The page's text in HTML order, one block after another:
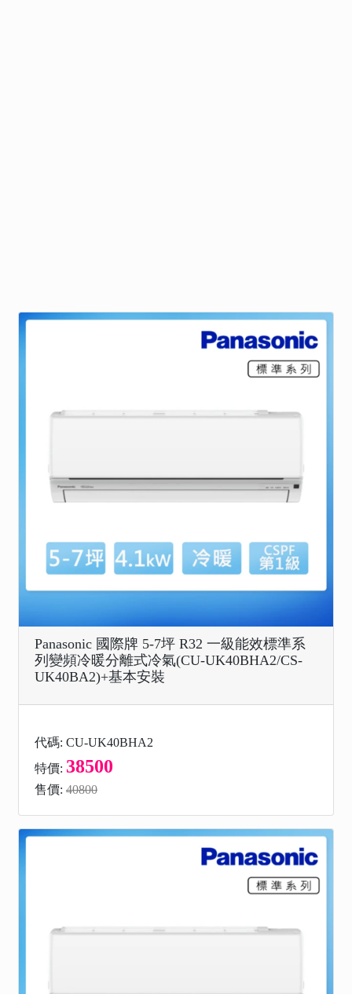
Panasonic 國際牌 5-7坪 R32 一級能效標準系
列變頻冷暖分離式冷氣(CU-UK40BHA2/CS-
UK40BA2)+基本安裝
代碼: CU-UK40BHA2
特價: 38500
售價: 40800